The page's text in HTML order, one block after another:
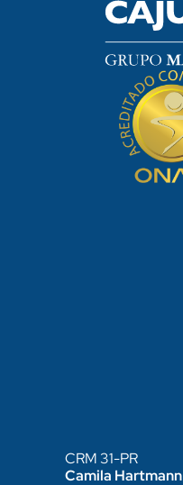
CRM 31-PR
Camila Hartmann